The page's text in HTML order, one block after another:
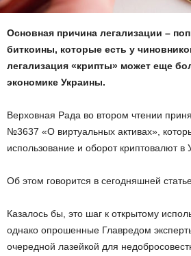
Основная причина легализации –
биткоины, которые есть у
легализация «крипты» может еще
экономике Украины.
Верховная Рада во втором чтении
№3637 «О виртуальных активах»,
использование и оборот криптовалют в
Об этом говорится в сегодняшней
Казалось бы, это шаг к открытому
однако опрошенные Главредом
очередной лазейкой для